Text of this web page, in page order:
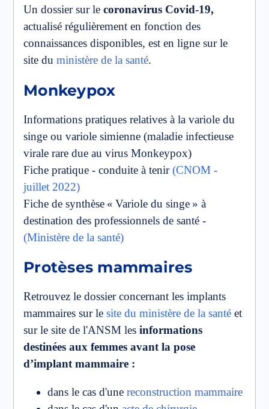
Un dossier sur le coronavirus Covid-19,
actualisé régulièrement en fonction des
connaissances disponibles, est en ligne sur le
site du ministère de la santé.
Monkeypox
Informations pratiques relatives à la variole du
singe ou variole simienne (maladie infectieuse
virale rare due au virus Monkeypox)
Fiche pratique - conduite à tenir(CNOM -
juillet 2022)
Fiche de synthèse « Variole du singe » à
destination des professionnels de santé -
(Ministère de la santé)
Protèses mammaires
Retrouvez le dossier concernant les implants
mammaires sur le site du ministère de la santé et
sur le site de l'ANSM les informations
destinées aux femmes avant la pose
d’implant mammaire :
dans le cas d'une reconstruction mammaire